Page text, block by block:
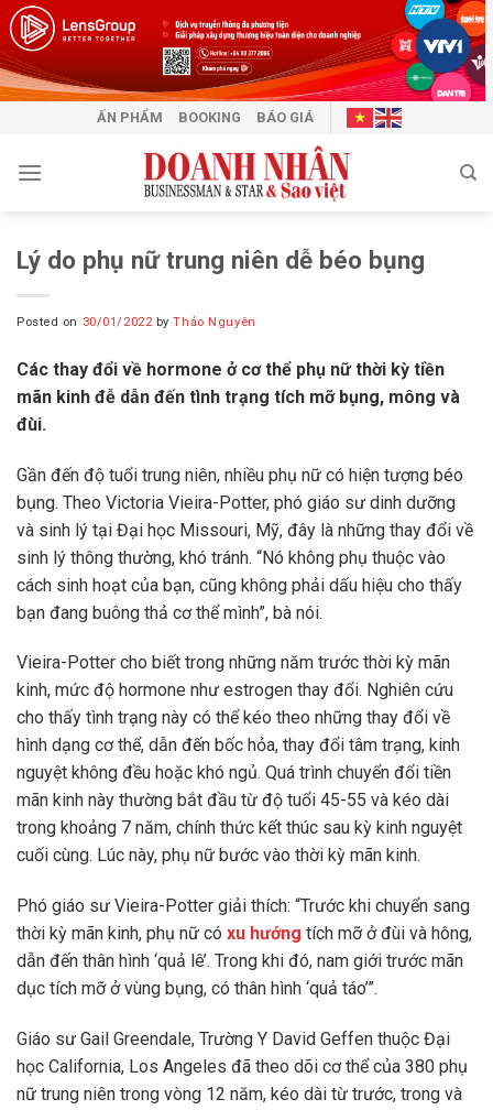
Skip
to
content
ẤN PHẨM BOOKING BÁO GIÁ
Lý do phụ nữ trung niên dễ béo bụng
Posted on 30/01/2022 byThảo Nguyên
Các thay đổi về hormone ở cơ thể phụ nữ thời kỳ tiền
mãn kinh đễ dẫn đến tình trạng tích mỡ bụng, mông và
đùi.
Gần đến độ tuổi trung niên, nhiều phụ nữ có hiện tượng béo
bụng. Theo Victoria Vieira-Potter, phó giáo sư dinh dưỡng
và sinh lý tại Đại học Missouri, Mỹ, đây là những thay đổi về
sinh lý thông thường, khó tránh. “Nó không phụ thuộc vào
cách sinh hoạt của bạn, cũng không phải dấu hiệu cho thấy
bạn đang buông thả cơ thể mình”, bà nói.
Vieira-Potter cho biết trong những năm trước thời kỳ mãn
kinh, mức độ hormone như estrogen thay đổi. Nghiên cứu
cho thấy tình trạng này có thể kéo theo những thay đổi về
hình dạng cơ thể, dẫn đến bốc hỏa, thay đổi tâm trạng, kinh
nguyệt không đều hoặc khó ngủ. Quá trình chuyển đổi tiền
mãn kinh này thường bắt đầu từ độ tuổi 45-55 và kéo dài
trong khoảng 7 năm, chính thức kết thúc sau kỳ kinh nguyệt
cuối cùng. Lúc này, phụ nữ bước vào thời kỳ mãn kinh.
Phó giáo sư Vieira-Potter giải thích: “Trước khi chuyển sang
thời kỳ mãn kinh, phụ nữ có xu hướng tích mỡ ở đùi và hông,
dẫn đến thân hình ‘quả lê’. Trong khi đó, nam giới trước mãn
dục tích mỡ ở vùng bụng, có thân hình ‘quả táo’”.
Giáo sư Gail Greendale, Trường Y David Geffen thuộc Đại
học California, Los Angeles đã theo dõi cơ thể của 380 phụ
nữ trung niên trong vòng 12 năm, kéo dài từ trước, trong và